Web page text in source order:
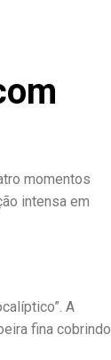
momentos
intensa em
A
fina cobrindo